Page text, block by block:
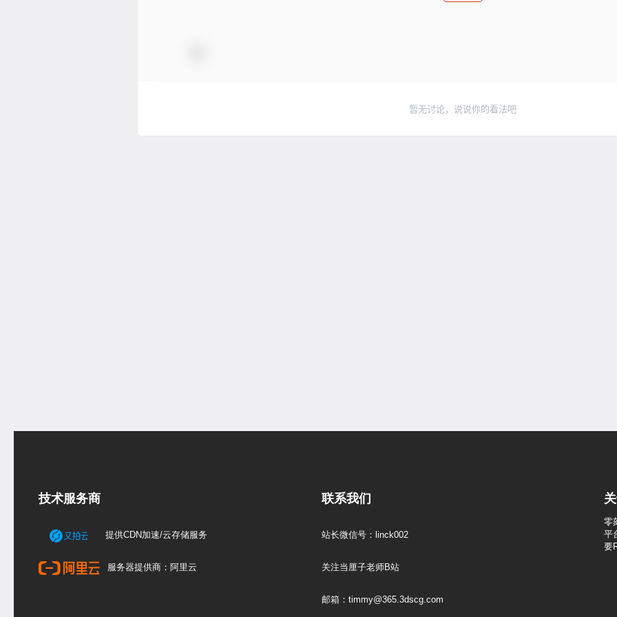
暂无讨论，说说你的看法吧
技术服务商
提供CDN加速/云存储服务
服务器提供商：阿里云
联系我们
站长微信号：linck002
关注当厘子老师B站
邮箱：timmy@365.3dscg.com
零
平
要